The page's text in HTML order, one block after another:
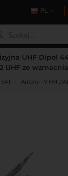
PL
UHF Dipol
UHF ze
SAT Anteny TV FM